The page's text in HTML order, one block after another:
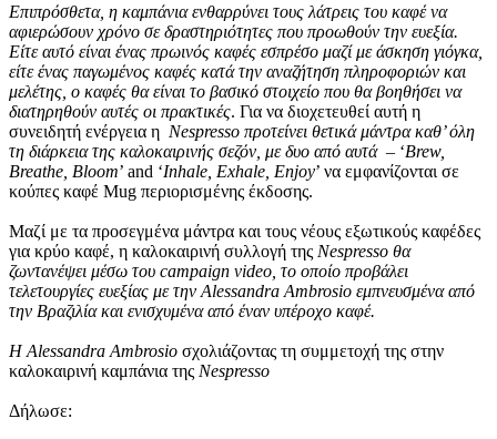
Επιπρόσθετα, η καμπάνια ενθαρρύνει τους λάτρεις του καφέ να
αφιερώσουν χρόνο σε δραστηριότητες που προωθούν την ευεξία.
Είτε αυτό είναι ένας πρωινός καφές εσπρέσο μαζί με άσκηση γιόγκα,
είτε ένας παγωμένος καφές κατά την αναζήτηση πληροφοριών και
μελέτης, ο καφές θα είναι το βασικό στοιχείο που θα βοηθήσει να
διατηρηθούν αυτές οι πρακτικές. Για να διοχετευθεί αυτή η
συνειδητή ενέργεια η Nespresso προτείνει θετικά μάντρα καθ’ όλη
τη διάρκεια της καλοκαιρινής σεζόν, με δυο από αυτά – ‘Brew,
Breathe Bloom’ and ‘Inhale Exhale Enjoy’ να εμφανίζονται σε
κούπες καφέ Mug περιορισμένης έκδοσης.
Μαζί με τα προσεγμένα μάντρα και τους νέους εξωτικούς καφέδες
για κρύο καφέ, η καλοκαιρινή συλλογή της Nespresso θα
ζωντανέψει μέσω του campaign video , το οποίο προβάλει
τελετουργίες ευεξίας με την Alessandra Ambrosio εμπνευσμένα από
την Βραζιλία και ενισχυμένα από έναν υπέροχο καφέ.
H Alessandra Ambrosio σχολιάζοντας τη συμμετοχή της στην
καλοκαιρινή καμπάνια της Nespresso
Δήλωσε: